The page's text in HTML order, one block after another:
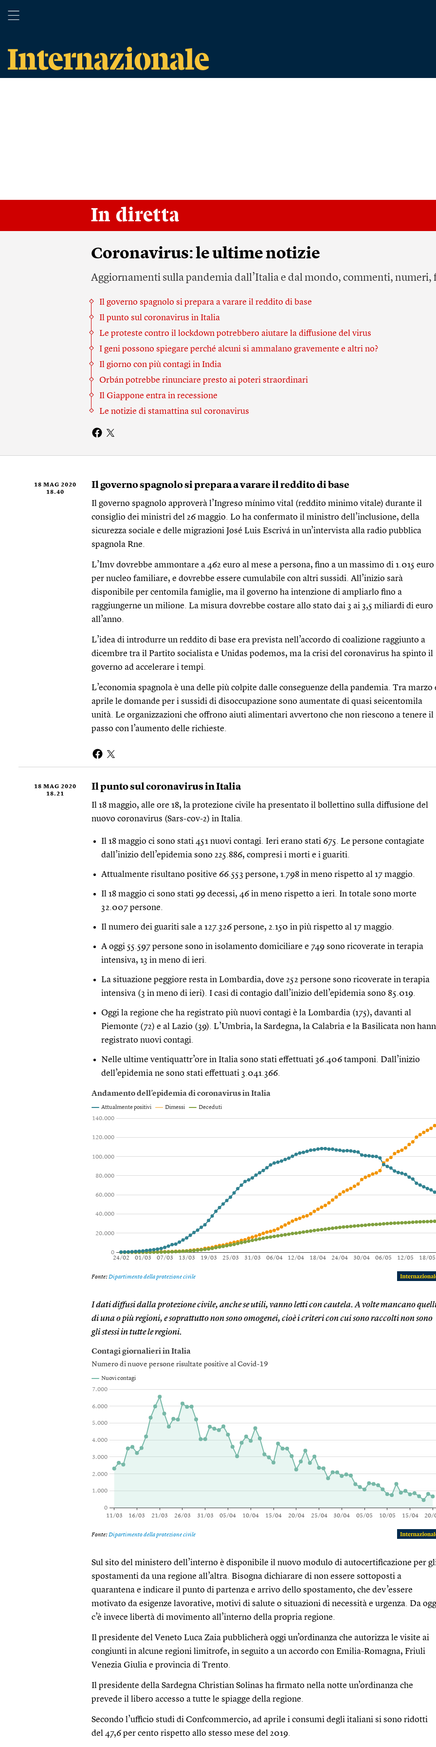
In diretta
Coronavirus: le ultime notizie
Aggiornamenti sulla pandemia dall’Italia e dal mondo, commenti, numeri,
Il governo spagnolo si prepara a varare il reddito di base
Il punto sul coronavirus in Italia
Le proteste contro il lockdown potrebbero aiutare la diffusione del virus
I geni possono spiegare perché alcuni si ammalano gravemente e altri no?
Il giorno con più contagi in India
Orbán potrebbe rinunciare presto ai poteri straordinari
Il Giappone entra in recessione
Le notizie di stamattina sul coronavirus
18 MAG 2020
18.40
Il governo spagnolo si prepara a varare il reddito di base
Il governo spagnolo approverà l’Ingreso mínimo vital (reddito minimo vitale) durante il
consiglio dei ministri del 26 maggio. Lo ha confermato il ministro dell’inclusione, della
sicurezza sociale e delle migrazioni José Luis Escriváin un’intervista alla radio pubblica
spagnola Rne.
L’Imv dovrebbe ammontare a 462 euro al mese a persona, fino a un massimo di 1.015 euro
per nucleo familiare, e dovrebbe essere cumulabile con altri sussidi. All’inizio sarà
disponibile per centomila famiglie, ma il governo ha intenzione di ampliarlo fino a
raggiungerne un milione. La misura dovrebbe costare allo stato dai 3 ai 3,5 miliardi di euro
all’anno.
L’idea di introdurre un reddito di base era prevista nell’accordo di coalizione raggiunto a
dicembre tra il Partito socialista e Unidas podemos, ma la crisi del coronavirus ha spinto il
governo ad accelerare i tempi.
L’economia spagnola è una delle più colpite dalle conseguenze della pandemia. Tra marzo
aprile le domande per i sussidi di disoccupazione sono aumentate di quasi seicentomila
unità. Le organizzazioni che offrono aiuti alimentari avvertono chenon riescono a tenere il
passo con l’aumento delle richieste.
18 MAG 2020
18.21
Il punto sul coronavirus in Italia
Il 18 maggio, alle ore 18, la protezione civile ha presentato il bollettino sulla diffusione del
nuovo coronavirus (Sars-cov-2) in Italia.
Il 18 maggio ci sono stati 451 nuovi contagi. Ieri erano stati 675. Le persone contagiate
dall’inizio dell’epidemia sono 225.886, compresi i morti e i guariti.
Attualmente risultano positive 66.553 persone, 1.798 in meno rispetto al 17 maggio.
Il 18 maggio ci sono stati 99 decessi, 46 in meno rispetto a ieri. In totale sono morte
32.007 persone.
Il numero dei guariti sale a 127.326 persone, 2.150 in più rispetto al 17 maggio.
A oggi 55.597 persone sono in isolamento domiciliare e 749 sono ricoverate in terapia
intensiva, 13 in meno di ieri.
La situazione peggiore resta in Lombardia, dove 252 persone sono ricoverate in terapia
intensiva (3 in meno di ieri). I casi di contagio dall’inizio dell’epidemia sono 85.019.
Oggi la regione che ha registrato più nuovi contagi è la Lombardia (175), davanti al
Piemonte (72) e al Lazio (39). L’Umbria, la Sardegna, la Calabria e la Basilicata non
registrato nuovi contagi.
Nelle ultime ventiquattr’ore in Italia sono stati effettuati 36.406 tamponi. Dall’inizio
dell’epidemia ne sono stati effettuati 3.041.366.
I dati diffusi dalla protezione civile, anche se utili, vanno letti con cautela. A volte mancano
di una o più regioni, e soprattutto non sono omogenei, cioè i criteri con cui sono raccolti non sono
gli stessi in tutte le regioni.
Sul sito del ministero dell’interno è disponibile il nuovo modulo di autocertificazione per
spostamenti da una regione all’altra. Bisogna dichiarare di non essere sottoposti a
quarantena e indicare il punto di partenza e arrivo dello spostamento, che dev’essere
motivato da esigenze lavorative, motivi di salute o situazioni di necessità e urgenza. Da
c’è invece libertà di movimento all’interno della propria regione.
Il presidente del Veneto Luca Zaia pubblicherà oggi un’ordinanza che autorizza le visite ai
congiunti in alcune regioni limitrofe, in seguito a un accordo con Emilia-Romagna, Friuli
Venezia Giulia e provincia di Trento.
Il presidente della Sardegna Christian Solinas ha firmato nella notte un’ordinanza che
prevede il libero accesso a tutte le spiagge della regione.
Secondo l’ufficio studi di Confcommercio, ad aprile i consumi degli italiani si sono ridotti
del 47,6 per cento rispetto allo stesso mese del 2019.